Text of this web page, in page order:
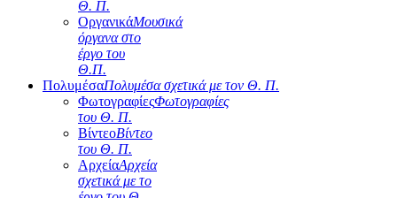
Θ. Π.
ΟργανικάΜουσικά
όργανα στο
έργο του
Θ.Π.
ΠολυμέσαΠολυμέσα σχετικά με τον Θ. Π.
ΦωτογραφίεςΦωτογραφίες
του Θ. Π.
ΒίντεοΒίντεο
του Θ. Π.
ΑρχείαΑρχεία
σχετικά με το